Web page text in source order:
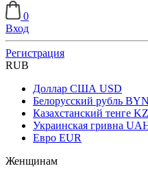
0
Вход
Регистрация
RUB
Доллар США USD
Белорусский рубль BYN
Казахстанский тенге
Украинская гривна
Евро EUR
Женщинам